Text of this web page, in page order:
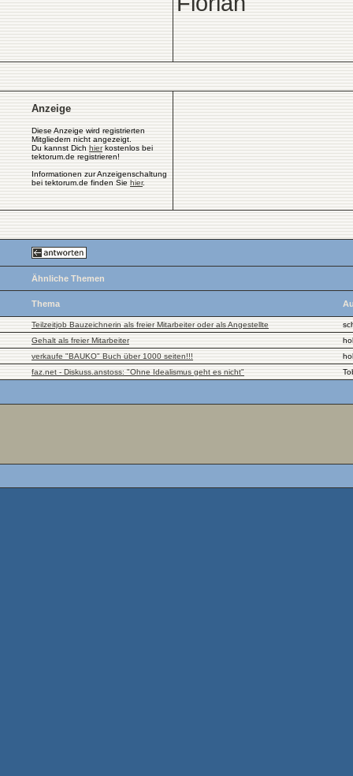
Anzeige
Diese Anzeige wird registrierten
Mitgliedern nicht angezeigt.
Du kannst Dich hierkostenlos bei
tektorum.de registrieren!
Informationen zur Anzeigenschaltung
bei tektorum.de finden Sie hier.
Ähnliche Themen
Thema
Teilzeitjob Bauzeichnerin als freier Mitarbeiter oder als Angestellte
Gehalt als freier Mitarbeiter
verkaufe "BAUKO" Buch über 1000 seiten!!!
faz.net - Diskuss.anstoss: "Ohne Idealismus geht es nicht"